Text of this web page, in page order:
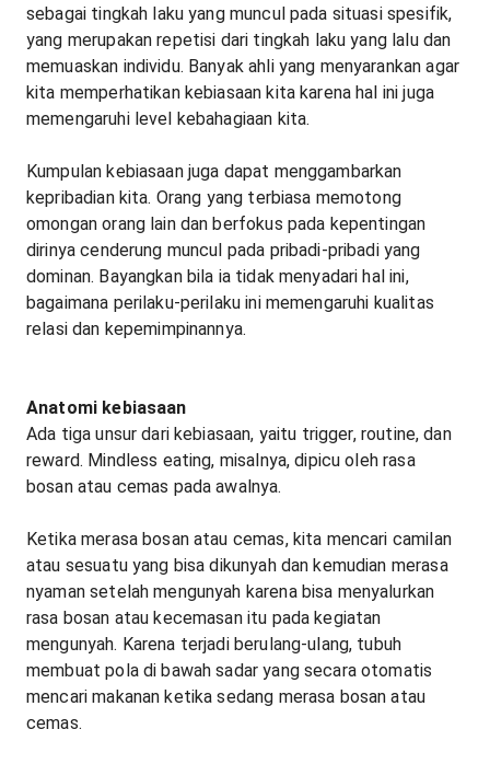
sebagai tingkah laku yang muncul pada situasi spesifik,
yang merupakan repetisi dari tingkah laku yang lalu dan
memuaskan individu. Banyak ahli yang menyarankan agar
kita memperhatikan kebiasaan kita karena hal ini juga
memengaruhi level kebahagiaan kita.
Kumpulan kebiasaan juga dapat menggambarkan
kepribadian kita. Orang yang terbiasa memotong
omongan orang lain dan berfokus pada kepentingan
dirinya cenderung muncul pada pribadi-pribadi yang
dominan. Bayangkan bila ia tidak menyadari hal ini,
bagaimana perilaku-perilaku ini memengaruhi kualitas
relasi dan kepemimpinannya.
Anatomi kebiasaan
Ada tiga unsur dari kebiasaan, yaitu trigger, routine, dan
reward. Mindless eating, misalnya, dipicu oleh rasa
bosan atau cemas pada awalnya.
Ketika merasa bosan atau cemas, kita mencari camilan
atau sesuatu yang bisa dikunyah dan kemudian merasa
nyaman setelah mengunyah karena bisa menyalurkan
rasa bosan atau kecemasan itu pada kegiatan
mengunyah. Karena terjadi berulang-ulang, tubuh
membuat pola di bawah sadar yang secara otomatis
mencari makanan ketika sedang merasa bosan atau
cemas.